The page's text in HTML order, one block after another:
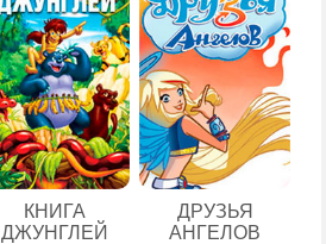
КНИГА
ДЖУНГЛЕЙ
ДРУЗЬЯ
АНГЕЛОВ